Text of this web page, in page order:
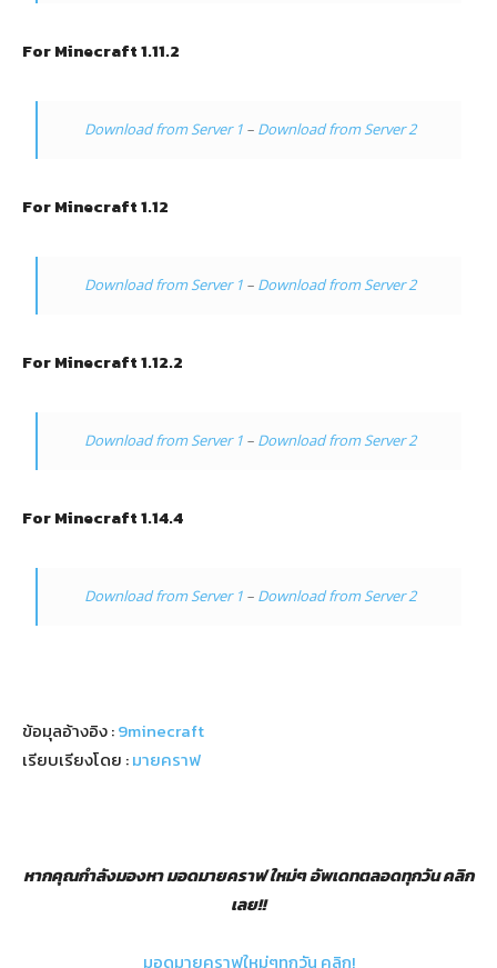
For Minecraft 1.11.2
Download from Server 1– Download from Server 2
For Minecraft 1.12
Download from Server 1– Download from Server 2
For Minecraft 1.12.2
Download from Server 1– Download from Server 2
For Minecraft 1.14.4
Download from Server 1– Download from Server 2
ข้อมุลอ้างอิง :9minecraft
เรียบเรียงโดย :มายคราฟ
หากคุณกำลังมองหา มอดมายคราฟ ใหม่ๆ อัพเดทตลอดทุกวัน คลิก
เลย!!
มอดมายคราฟใหม่ๆทุกวัน คลิก!